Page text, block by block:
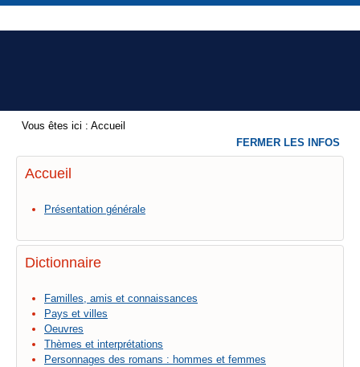
Vous êtes ici : Accueil
Accueil
Présentation générale
Dictionnaire
Familles, amis et connaissances
Pays et villes
Oeuvres
Thèmes et interprétations
Personnages des romans : hommes et femmes
FERMER LES INFOS